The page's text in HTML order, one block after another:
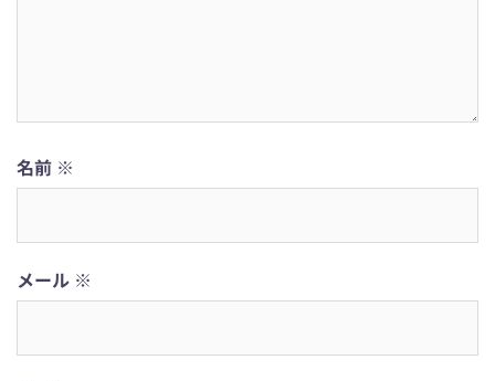
名前 ※
メール ※